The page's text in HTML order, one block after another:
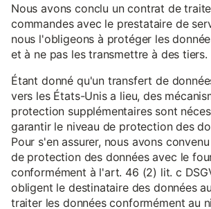
Nous avons conclu un contrat de
commandes avec le prestataire de
nous l'obligeons à protéger les
et à ne pas les transmettre à des tiers.
Étant donné qu'un transfert de
vers les États-Unis a lieu, des
protection supplémentaires sont
garantir le niveau de protection des
Pour s'en assurer, nous avons
de protection des données avec le
conformément à l'art. 46 (2) lit. c
obligent le destinataire des données
traiter les données conformément au